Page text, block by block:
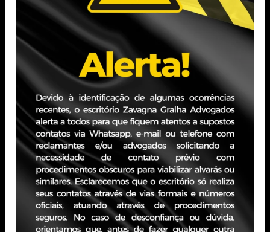
da União – CPEND.
A prorrogação aplica-se às certidões cujos prazos de
validade se encerram no período de 21 de abril de 2024 a
31 de maio de 2024, emitidas em nome dos
contribuintes domiciliados nos municípios declarados em
estado de calamidade pública pelo Decreto nº 57.600,
de 4 de maio de 2024, alterado pelos Decretos nº
57.603, de 5 de maio de 2024, e nº 57.605, de 7 de
maio de 2024, expedidos pelo Governador do Estado do
Rio Grande do Sul.
O prazo de 90 (noventa) dias inicia-se no dia
subsequente ao do encerramento do prazo de validade da
certidão emitida.